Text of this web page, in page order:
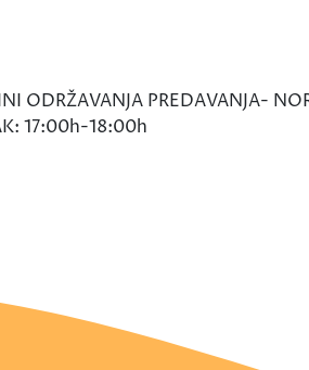
ODRŽAVANJA PREDAVANJA-
17:00h-18:00h